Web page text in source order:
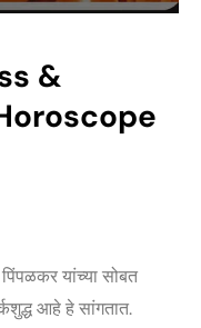
&
यांच्या सोबत
आहे हे सांगतात.